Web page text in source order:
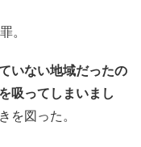
。
いない地域だったの
吸ってしまいまし
を図った。